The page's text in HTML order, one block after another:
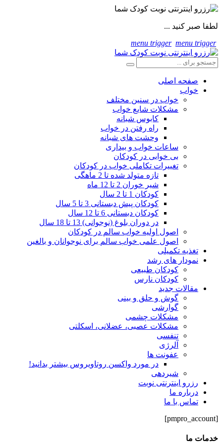
لطفا صبر کنید ...
menu trigger menu trigger
صفحه اصلی
خواب
خواب در سنین مختلف
مشکلات شایع خواب
کابوس شبانه
راه رفتن در خواب
وحشت های شبانه
ساعات خواب و بیداری
بی خوابی در کودکان
تغییرات تکاملی خواب در کودکان
تازه متولد شده تا 2 ماهگی
شیر خوران 2 تا 12 ماه
کودکان 1 تا 2 سال
کودکان پیش دبستانی 3 تا 5 سال
کودکان دبستانی 6 تا 12 سال
در دوران بلوغ (نوجوانی) 13 تا 18 سال
اصول اولیه خواب سالم در کودکان
اصول علمی خواب سالم برای نوجوانان و بالغین
تغذیه تکمیلی
نمودار های رشد
کودکان طبیعی
کودکان نارس
مقالات جدید
گوش و حلق و بینی
گوارشی
مشکلات چشمی
مشکلات عصبی، عضلانی، اسکلتی
تنفسی
آلرژی
عفونت ها
در مورد واکسن روتاویروس بیشتر بدانید!
شیردهی
رزرو اینترنتی نوبت
درباره ما
تماس با ما
[pmpro_account]
خدمات ما